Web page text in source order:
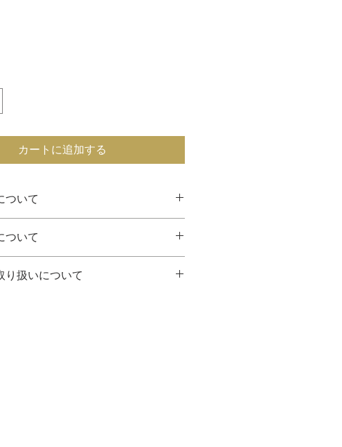
カートに追加する
ついて
んより、直接お届けいたします。
送に必要なお客様の個人情報を、作
たします。
ついて
記までご連絡ください。
り扱いについて